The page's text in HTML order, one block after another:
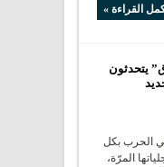
القراءة »
يتحدثون
الحرب بكل
المرّة،